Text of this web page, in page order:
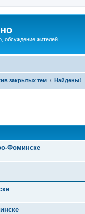
обсуждение жителей
закрытых тем Найдены!
Фоминске